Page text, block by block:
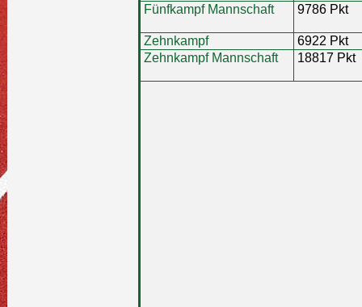
Fünfkampf Mannschaft
9786 Pkt
Zehnkampf
6922 Pkt
Zehnkampf Mannschaft
18817 Pkt